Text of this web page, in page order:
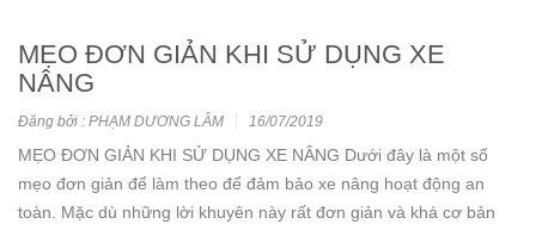
MẸO ĐƠN GIẢN KHI SỬ DỤNG XE
NÂNG
Đăng bởi : PHẠM DƯƠNG LÂM 16/07/2019
MẸO ĐƠN GIẢN KHI SỬ DỤNG XE NÂNG Dưới đây là một số
mẹo đơn giản để làm theo để đảm bảo xe nâng hoạt động an
toàn. Mặc dù những lời khuyên này rất đơn giản và khá cơ bản